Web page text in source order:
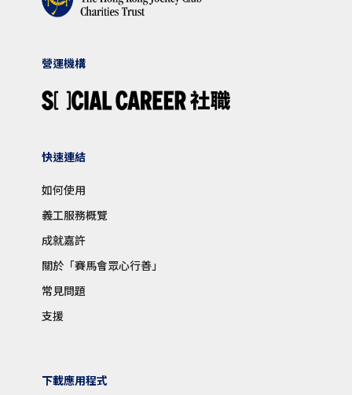
營運機構
快速連結
如何使用
義工服務概覽
成就嘉許
關於「賽馬會眾心行善」
常見問題
支援
下載應用程式